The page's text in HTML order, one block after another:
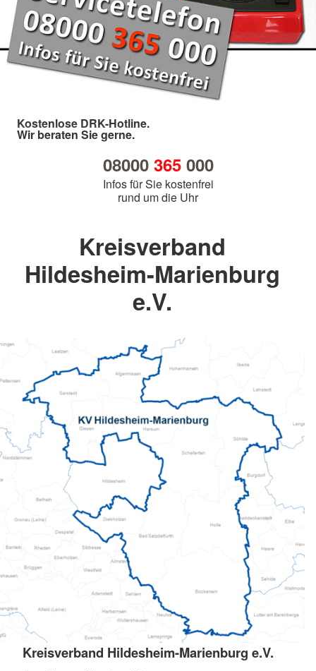
Kostenlose DRK-Hotline.
Wir beraten Sie gerne.
08000 365000
Infos für Sie kostenfrei
rund um die Uhr
Kreisverband
Hildesheim-Marienburg
e.V.
Kreisverband Hildesheim-Marienburg e.V.